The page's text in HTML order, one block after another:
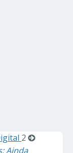
2
Ainda